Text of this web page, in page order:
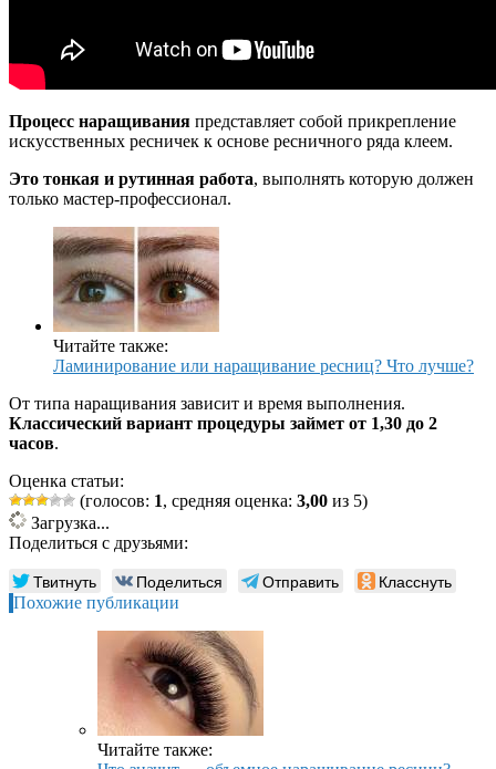
Процесс наращивания представляет собой прикрепление
искусственных ресничек к основе ресничного ряда клеем.
Это тонкая и рутинная работа, выполнять которую должен
только мастер-профессионал.
Читайте также:
Ламинирование или наращивание ресниц? Что лучше?
От типа наращивания зависит и время выполнения.
Классический вариант процедуры займет от 1,30 до 2
часов.
Оценка статьи:
(голосов: 1, средняя оценка: 3,00 из 5)
Загрузка...
Поделиться с друзьями:
Твитнуть Поделиться Отправить Класснуть
Похожие публикации
Читайте также: